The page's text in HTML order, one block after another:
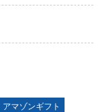
アマゾンギフト